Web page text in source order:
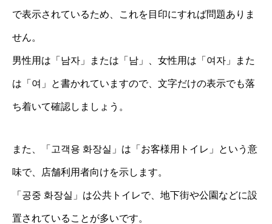
で表示されているため、これを目印にすれば問題ありま
せん。
男性用は「남자」または「남」、女性用は「여자」また
は「여」と書かれていますので、文字だけの表示でも落
ち着いて確認しましょう。
また、「고객용 화장실」は「お客様用トイレ」という意
味で、店舗利用者向けを示します。
「공중 화장실」は公共トイレで、地下街や公園などに設
置されていることが多いです。